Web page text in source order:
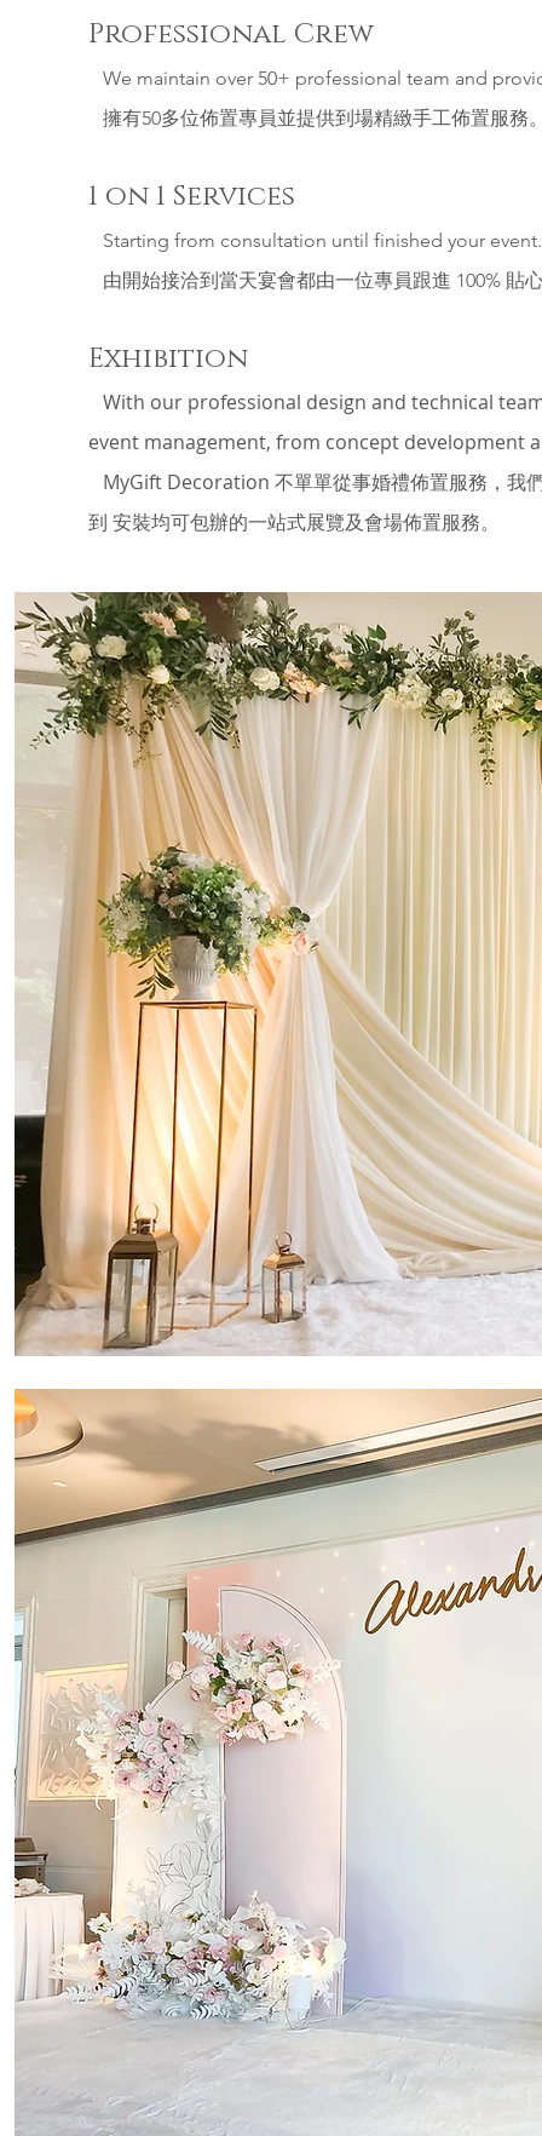
Professional Crew
We maintain over 50+ professional team and
擁有50多位佈置專員並提供到場精緻手工佈置服務
1 on 1 Services
Starting from consultation until finished your event.
由開始接洽到當天宴會都由一位專員跟進 100% 貼
Exhibition
With our professional design and technical
event management, from concept development
MyGift Decoration 不單單從事婚禮佈置服務，我
到 安裝均可包辦的一站式展覽及會場佈置服務。